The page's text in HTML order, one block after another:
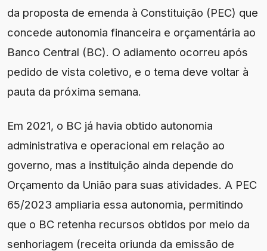
da proposta de emenda à Constituição (PEC) que
concede autonomia financeira e orçamentária ao
Banco Central (BC). O adiamento ocorreu após
pedido de vista coletivo, e o tema deve voltar à
pauta da próxima semana.
Em 2021, o BC já havia obtido autonomia
administrativa e operacional em relação ao
governo, mas a instituição ainda depende do
Orçamento da União para suas atividades. A PEC
65/2023 ampliaria essa autonomia, permitindo
que o BC retenha recursos obtidos por meio da
senhoriagem (receita oriunda da emissão de